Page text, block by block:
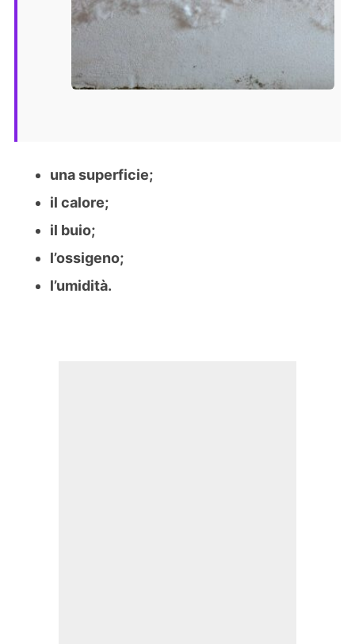
una superficie;
il calore;
il buio;
l’ossigeno;
l’umidità.